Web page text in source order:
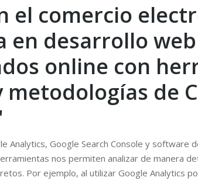
el comercio
en desarrollo
online con
metodologías de
Analytics, Google Search Console y
nos permiten analizar de manera
Por ejemplo, al utilizar Google Analytics